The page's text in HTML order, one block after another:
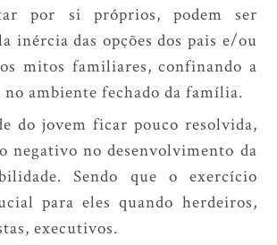
por si próprios, podem ser
inércia das opções dos pais e/ou
mitos familiares, confinando a
no ambiente fechado da família.
do jovem ficar pouco resolvida,
negativo no desenvolvimento da
Sendo que o exercício
para eles quando herdeiros,
executivos.